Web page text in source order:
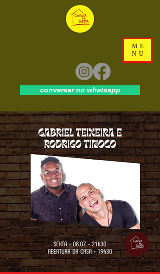
ME
NU
conversar no whatsapp